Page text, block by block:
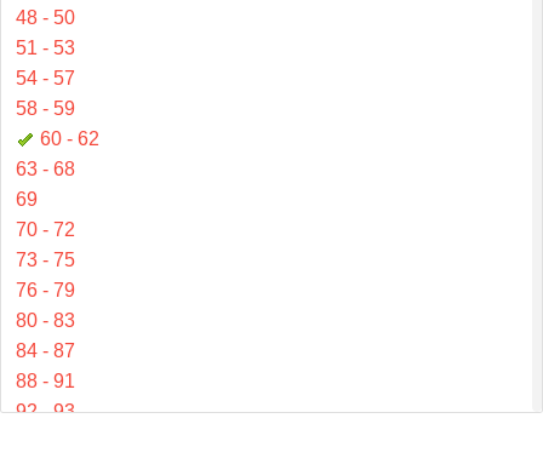
48 - 50
51 - 53
54 - 57
58 - 59
60 - 62
63 - 68
69
70 - 72
73 - 75
76 - 79
80 - 83
84 - 87
88 - 91
92 - 93